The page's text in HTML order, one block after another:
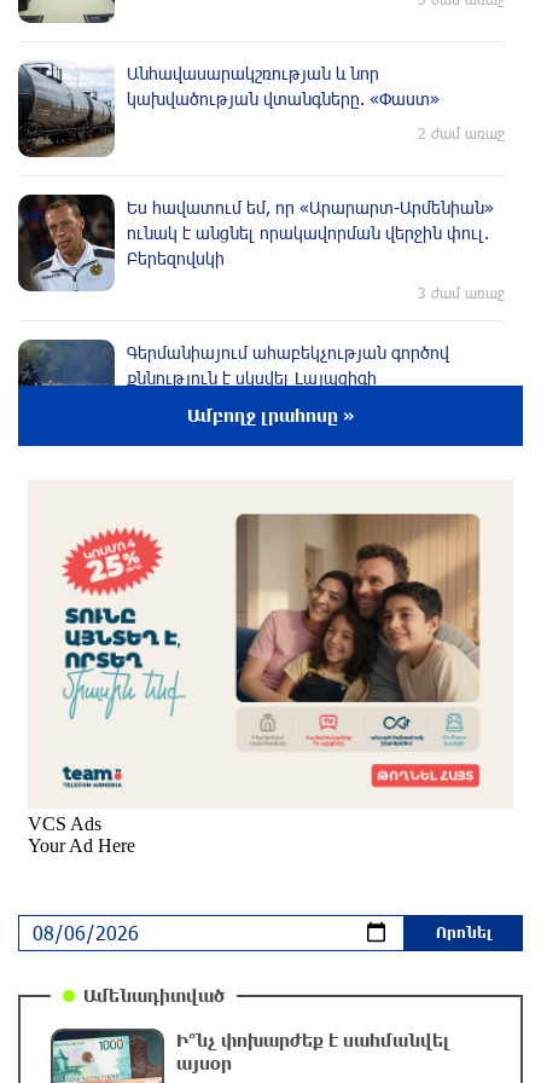
Անհավասարակշռության և նոր
կախվածության վտանգները. «Փաստ»
2 ժամ առաջ
Ես հավատում եմ, որ «Արարարտ-Արմենիան»
ունակ է անցնել որակավորման վերջին փուլ.
Բերեզովսկի
3 ժամ առաջ
Գերմանիայում ահաբեկչության գործով
քննություն է սկսվել Լայպցիգի
սարք հայտնաբերելուց հետո
Իրազեկում․ գործարկվելու է էլեկտրական
շչակ
3 ժամ առաջ
Օգոստոսի 6-ին, 7-ին, 10-ին, 11-ին, 12-ին և 13-
ին հարյուրավոր հասցեներում լույս չի լինելու
4 ժամ առաջ
Ջուր հավաքեք․ բազմաթիվ հասցեներում ջուր
Եվրոպայի մայրաքաղաքները գրանցում են
շոգի նոր ռեկորդներ
Զովունի-Եղվարդ ճանապարհին բախվել են
Ամբողջ լրահոսը »
Ամենադիտված
Ի՞նչ փոխարժեք է սահմանվել
այսօր